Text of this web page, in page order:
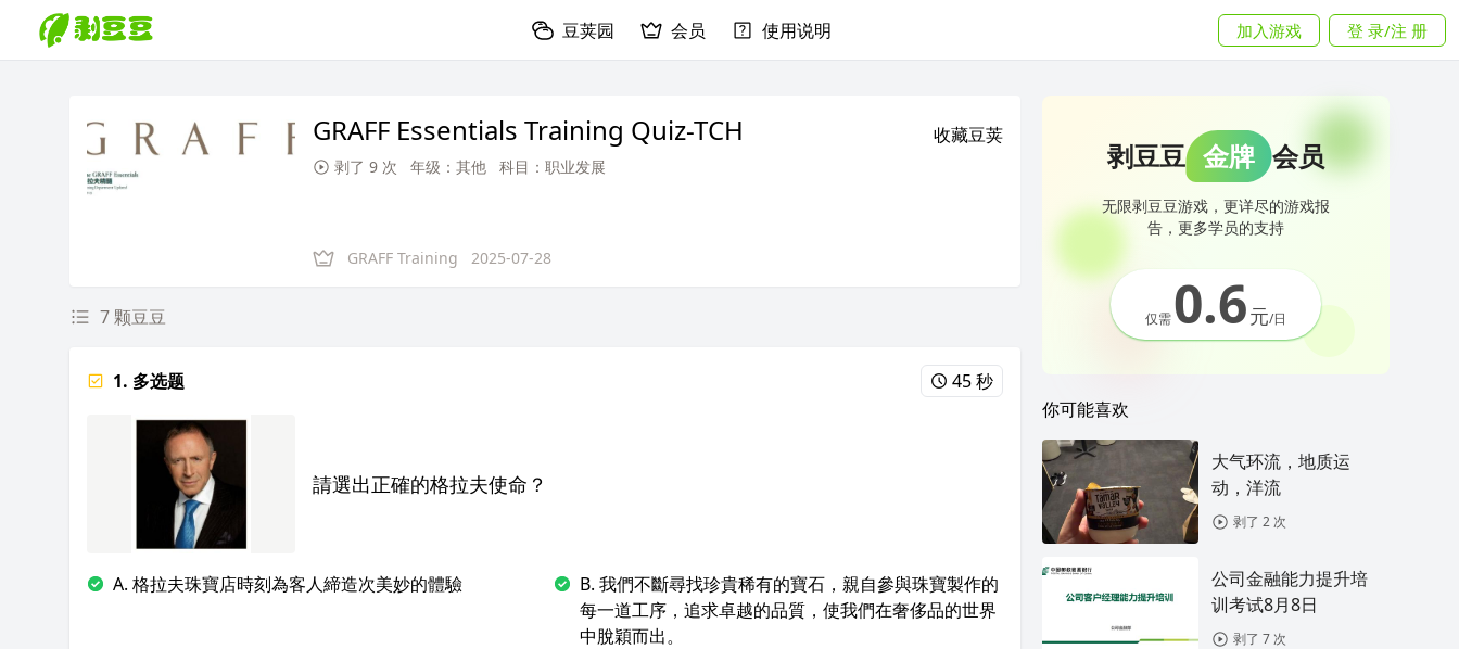
豆荚园 会员 使用说明 加入游戏 登 录/注 册
GRAFF Essentials Training Quiz-TCH 收藏豆荚
剥了 9 次 年级：其他 科目：职业发展
GRAFF Training 2025-07-28
7 颗豆豆
1. 多选题 45 秒
請選出正確的格拉夫使命？
A. 格拉夫珠寶店時刻為客人締造次美妙的體驗
B. 我們不斷尋找珍貴稀有的寶石，親自參與珠寶製作的
每一道工序，追求卓越的品質，使我們在奢侈品的世界
中脫穎而出。
剥豆豆 金牌 会员
无限剥豆豆游戏，更详尽的游戏报
告，更多学员的支持
仅需0.6元/日
你可能喜欢
大气环流，地质运
动，洋流
剥了 2 次
公司金融能力提升培
训考试8月8日
剥了 7 次